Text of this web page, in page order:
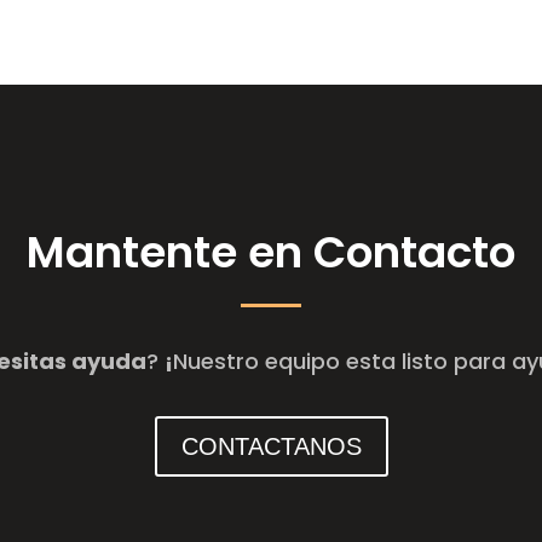
Mantente en Contacto
ayuda? ¡Nuestro equipo esta listo para
CONTACTANOS